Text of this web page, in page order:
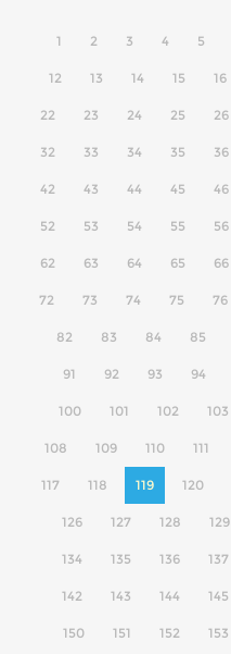
1 2 3 4 5
12 13 14 15 16
22 23 24 25 26
32 33 34 35 36
42 43 44 45 46
52 53 54 55 56
62 63 64 65 66
72 73 74 75 76
82 83 84 85
91 92 93 94
100 101 102 103
108 109 110 111
117 118 119 120
126 127 128 129
134 135 136 137
142 143 144 145
150 151 152 153